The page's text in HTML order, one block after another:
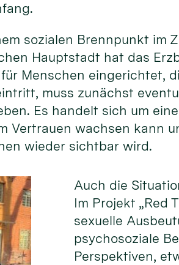
sozialen Brennpunkt im
Hauptstadt hat das
Menschen eingerichtet,
muss zunächst
Es handelt sich um
Vertrauen wachsen kann
wieder sichtbar wird.
Auch die
Im Projekt „Red
sexuelle
psychosoziale
Perspektiven,